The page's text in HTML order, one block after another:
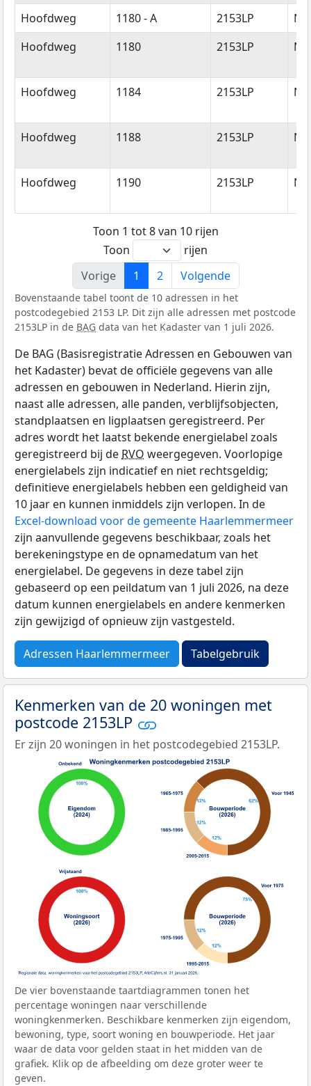
Hoofdweg 1180 - A 2153LP
Hoofdweg
1180 2153LP
Hoofdweg 1184 2153LP
Hoofdweg 1188 2153LP
Hoofdweg 1190 2153LP
Toon 1 tot 8 van 10 rijen
Toon
rijen
Vorige
1 2 Volgende
Bovenstaande tabel toont de 10 adressen in het
postcodegebied 2153 LP. Dit zijn alle adressen met postcode
2153LP in de BAG data van het Kadaster van 1 juli 2026.
De BAG (Basisregistratie Adressen en Gebouwen van
het Kadaster) bevat de officiële gegevens van alle
adressen en gebouwen in Nederland. Hierin zijn,
naast alle adressen, alle panden, verblijfsobjecten,
standplaatsen en ligplaatsen geregistreerd. Per
adres wordt het laatst bekende energielabel zoals
geregistreerd bij de RVO weergegeven. Voorlopige
energielabels zijn indicatief en niet rechtsgeldig;
definitieve energielabels hebben een geldigheid van
10 jaar en kunnen inmiddels zijn verlopen. In de
Excel-download voor de gemeente Haarlemmermeer
zijn aanvullende gegevens beschikbaar, zoals het
berekeningstype en de opnamedatum van het
energielabel. De gegevens in deze tabel zijn
gebaseerd op een peildatum van 1 juli 2026, na deze
datum kunnen energielabels en andere kenmerken
zijn gewijzigd of opnieuw zijn vastgesteld.
Adressen Haarlemmermeer Tabelgebruik
Kenmerken van de 20 woningen met
postcode 2153LP
Er zijn 20 woningen in het postcodegebied 2153LP.
De vier bovenstaande taartdiagrammen tonen het
percentage woningen naar verschillende
woningkenmerken. Beschikbare kenmerken zijn eigendom,
bewoning, type, soort woning en bouwperiode. Het jaar
waar de data voor gelden staat in het midden van de
grafiek. Klik op de afbeelding om deze groter weer te
geven.